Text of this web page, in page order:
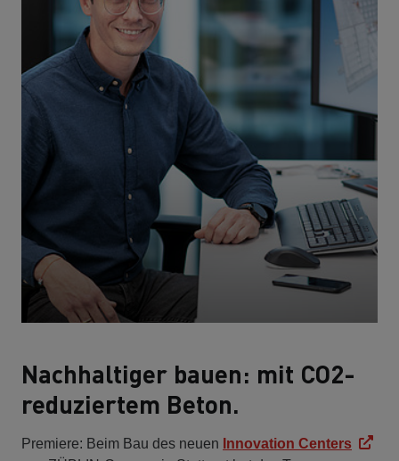
Nachhaltiger bauen: mit CO2-
reduziertem Beton.
Premiere: Beim Bau des neuen Innovation Centers